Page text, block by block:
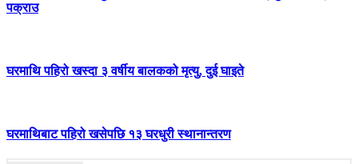
पक्राउ
घरमाथि पहिरो खस्दा ३ वर्षीय बालकको मृत्यु, दुई घाइते
घरमाथिबाट पहिरो खसेपछि १३ घरधुरी स्थानान्तरण